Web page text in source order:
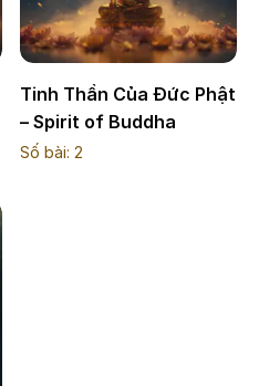
Tinh Thần Của Đức Phật
– Spirit of Buddha
Số bài: 2